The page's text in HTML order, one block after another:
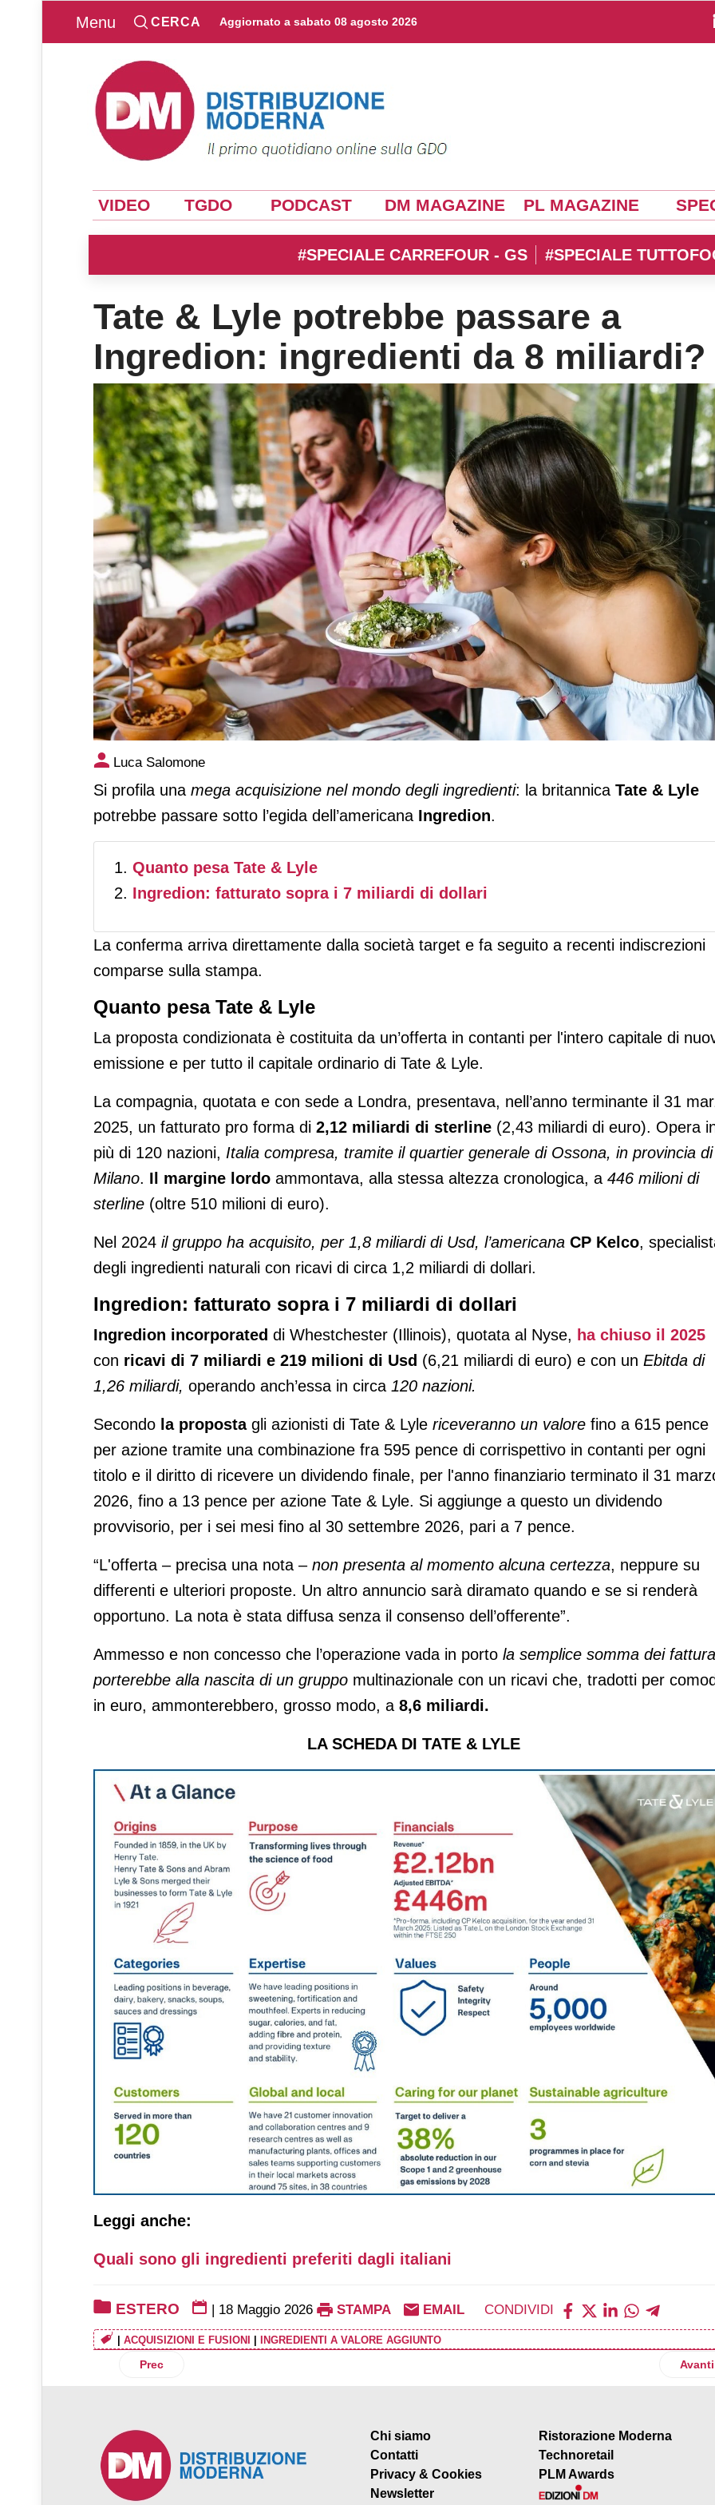
Menu CERCA Aggiornato a sabato 08 agosto 2026
VIDEO TGDO PODCAST DM MAGAZINE PL MAGAZINE
#SPECIALE CARREFOUR - GS #SPECIALE
Tate & Lyle potrebbe passare a
Ingredion: ingredienti da 8 miliardi?
Tate & Lyle potrebbe passare a Ingredion: ingredienti da 8 miliardi?
Luca Salomone
Si profila una mega acquisizione nel mondo degli ingredienti: la britannica Tate & Lyle
potrebbe passare sotto l’egida dell’americana Ingredion.
Quanto pesa Tate & Lyle
Ingredion: fatturato sopra i 7 miliardi di dollari
La conferma arriva direttamente dalla società target e fa seguito a recenti indiscrezioni
comparse sulla stampa.
Quanto pesa Tate & Lyle
La proposta condizionata è costituita da un’offerta in contanti per l'intero capitale di
emissione e per tutto il capitale ordinario di Tate & Lyle.
La compagnia, quotata e con sede a Londra, presentava, nell’anno terminante il 31
2025, un fatturato pro forma di 2,12 miliardi di sterline (2,43 miliardi di euro). Opera
più di 120 nazioni, Italia compresa, tramite il quartier generale di Ossona, in provincia di
Milano. Il margine lordo ammontava, alla stessa altezza cronologica, a 446 milioni di
sterline (oltre 510 milioni di euro).
Nel 2024 il gruppo ha acquisito, per 1,8 miliardi di Usd, l’americana CP Kelco,
degli ingredienti naturali con ricavi di circa 1,2 miliardi di dollari.
Ingredion: fatturato sopra i 7 miliardi di dollari
Ingredion incorporated di Whestchester (Illinois), quotata al Nyse, ha chiuso il 2025
con ricavi di 7 miliardi e 219 milioni di Usd (6,21 miliardi di euro) e con un Ebitda di
1,26 miliardi, operando anch’essa in circa 120 nazioni.
Secondo la propostagli azionisti di Tate & Lyle riceveranno un valore fino a 615 pence
per azione tramite una combinazione fra 595 pence di corrispettivo in contanti per ogni
titolo e il diritto di ricevere un dividendo finale, per l'anno finanziario terminato il 31
2026, fino a 13 pence per azione Tate & Lyle. Si aggiunge a questo un dividendo
provvisorio, per i sei mesi fino al 30 settembre 2026, pari a 7 pence.
“L'offerta – precisa una nota – non presenta al momento alcuna certezza, neppure su
differenti e ulteriori proposte. Un altro annuncio sarà diramato quando e se si renderà
opportuno. La nota è stata diffusa senza il consenso dell’offerente”.
Ammesso e non concesso che l’operazione vada in porto la semplice somma dei
porterebbe alla nascita di un gruppo multinazionale con un ricavi che, tradotti per
in euro, ammonterebbero, grosso modo, a 8,6 miliardi.
LA SCHEDA DI TATE & LYLE
Leggi anche:
Quali sono gli ingredienti preferiti dagli italiani
ESTERO | 18 Maggio 2026 STAMPA EMAIL CONDIVIDI
ACQUISIZIONI E FUSIONI INGREDIENTI A VALORE AGGIUNTO
Articolo precedente: Rational raddoppia il sito produttivo di Wittenheim: pronto il nuovo centro per iVario
Prec Avanti
Chi siamo
Contatti
Privacy & Cookies
Newsletter
Ristorazione Moderna
Technoretail
PLM Awards